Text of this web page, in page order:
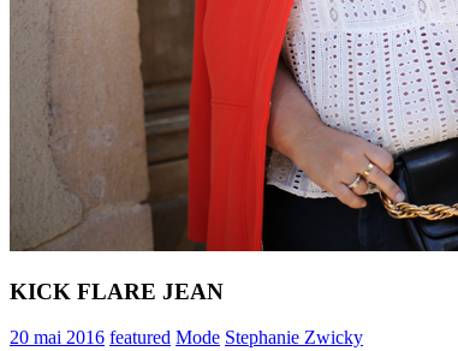
KICK FLARE JEAN
20 mai 2016 featured Mode Stephanie Zwicky